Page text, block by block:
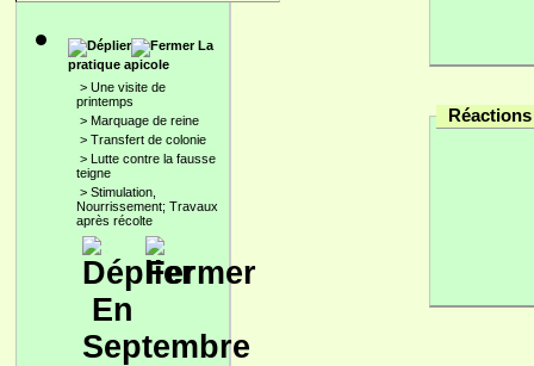
La
pratique apicole
> Une visite de
printemps
> Marquage de reine
> Transfert de colonie
> Lutte contre la fausse
teigne
> Stimulation,
Nourrissement; Travaux
après récolte
En
Septembre